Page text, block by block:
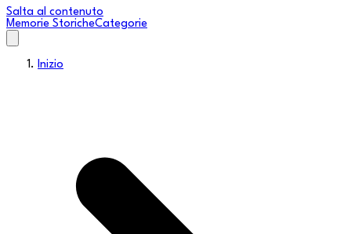
Salta al contenuto
Memorie StoricheCategorie
Inizio